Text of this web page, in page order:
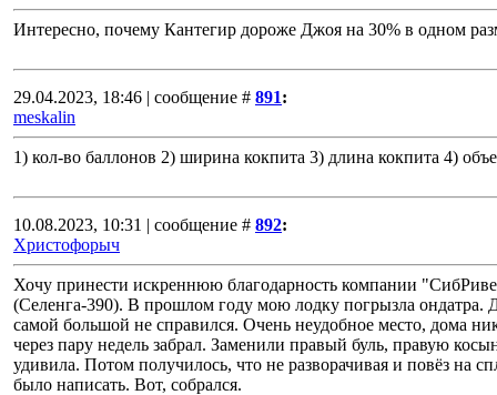
Интересно, почему Кантегир дороже Джоя на 30% в одном
29.04.2023, 18:46 | сообщение # 891:
meskalin
1) кол-во баллонов 2) ширина кокпита 3) длина кокпита 4)
10.08.2023, 10:31 | сообщение # 892:
Христофорыч
Хочу принести искреннюю благодарность компании
(Селенга-390). В прошлом году мою лодку погрызла ондатра.
самой большой не справился. Очень неудобное место, дома
через пару недель забрал. Заменили правый буль, правую
удивила. Потом получилось, что не разворачивая и повёз на
было написать. Вот, собрался.